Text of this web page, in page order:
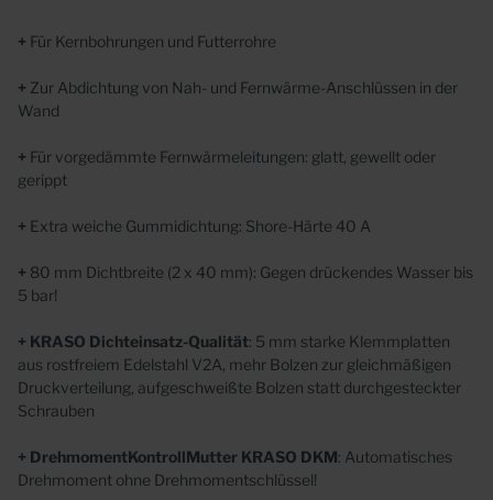
+ Für Kernbohrungen und Futterrohre
+ Zur Abdichtung von Nah- und Fernwärme-Anschlüssen in der
Wand
+ Für vorgedämmte Fernwärmeleitungen: glatt, gewellt oder
gerippt
+ Extra weiche Gummidichtung: Shore-Härte 40 A
+ 80 mm Dichtbreite (2 x 40 mm): Gegen drückendes Wasser bis
5 bar!
+ KRASO Dichteinsatz-Qualität: 5 mm starke Klemmplatten
aus rostfreiem Edelstahl V2A, mehr Bolzen zur gleichmäßigen
Druckverteilung, aufgeschweißte Bolzen statt durchgesteckter
Schrauben
+ DrehmomentKontrollMutter KRASO DKM: Automatisches
Drehmoment ohne Drehmomentschlüssel!